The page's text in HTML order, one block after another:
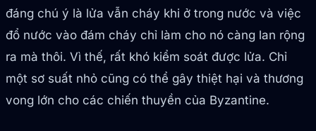
đáng chú ý là lửa vẫn cháy khi ở trong nước và việc
đổ nước vào đám cháy chỉ làm cho nó càng lan rộng
ra mà thôi. Vì thế, rất khó kiểm soát được lửa. Chỉ
một sơ suất nhỏ cũng có thể gây thiệt hại và thương
vong lớn cho các chiến thuyền của Byzantine.